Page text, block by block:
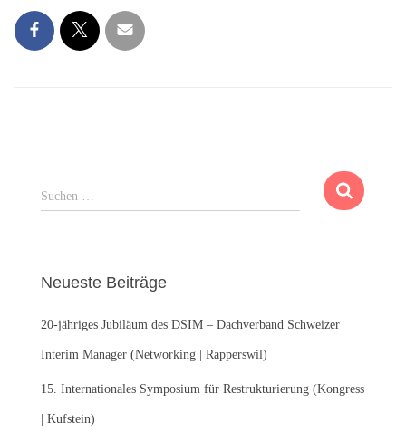
S
u
n
a
c
:
Suchen …
Neueste Beiträge
20-jähriges Jubiläum des DSIM – Dachverband Schweizer
Interim Manager (Networking | Rapperswil)
15. Internationales Symposium für Restrukturierung (Kongress
| Kufstein)